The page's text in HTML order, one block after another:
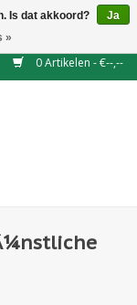
0 Artikelen - €--,--
Is dat akkoord?
Ja
»